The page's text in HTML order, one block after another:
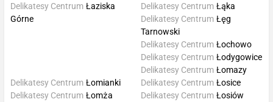
Delikatesy Centrum Łaziska
Górne
Delikatesy Centrum Łąka
Delikatesy Centrum Łęg
Tarnowski
Delikatesy Centrum Łochowo
Delikatesy Centrum Łodygowice
Delikatesy Centrum Łomazy
Delikatesy Centrum Łomianki
Delikatesy Centrum Łomża
Delikatesy Centrum Łosice
Delikatesy Centrum Łosiów